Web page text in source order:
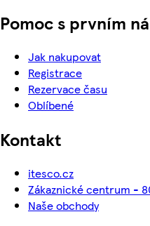
Pomoc s prvním
Jak nakupovat
Registrace
Rezervace času
Oblíbené
Kontakt
itesco.cz
Zákaznické centrum -
Naše obchody